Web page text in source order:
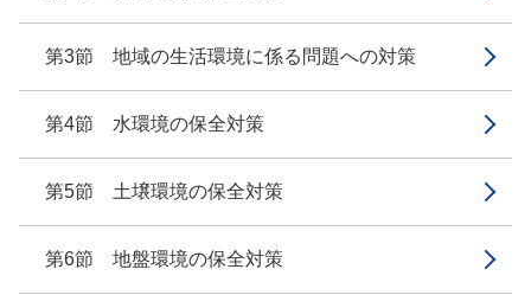
第3節 地域の生活環境に係る問題への対策
第4節 水環境の保全対策
第5節 土壌環境の保全対策
第6節 地盤環境の保全対策